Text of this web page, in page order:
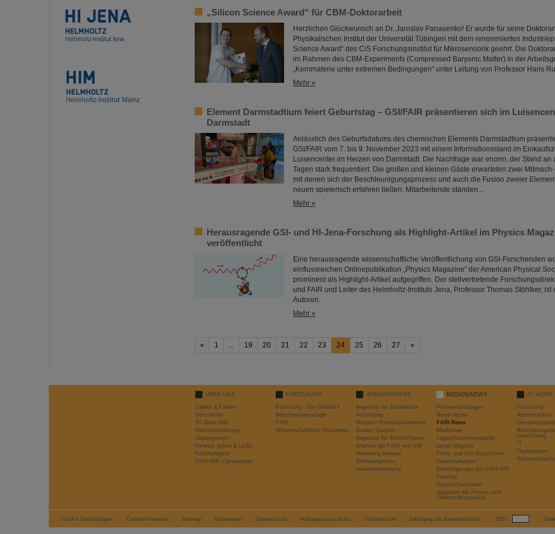
„Silicon Science Award“ für CBM-Doktorarbeit
Herzlichen Glückwunsch an Dr. Jaroslav Panasenko! Er wurde für seine
Physikalischen Institut der Universität Tübingen mit dem renommierten
Science Award“ des CiS Forschungsinstitut für Mikrosensorik geehrt. Die
im Rahmen des CBM-Experiments (Compressed Baryonic Matter) in der
„Kernmaterie unter extremen Bedingungen“ unter Leitung von Professor Hans
Mehr »
Element Darmstadtium feiert Geburtstag – GSI/FAIR präsentieren sich im
Darmstadt
Anlässlich des Geburtsdatums des chemischen Elements Darmstadtium
GSI/FAIR vom 7. bis 9. November 2023 mit einem Informationsstand im
Luisencenter im Herzen von Darmstadt. Die Nachfrage war enorm, der Stand an
Tagen stark frequentiert. Die großen und kleinen Gäste erwarteten zwei
mit denen sich der Beschleunigungsprozess und auch die Fusion zweier
neuen spielerisch erfahren ließen. Mitarbeitende standen...
Mehr »
Herausragende GSI- und HI-Jena-Forschung als Highlight-Artikel im Physics
veröffentlicht
Eine herausragende wissenschaftliche Veröffentlichung von GSI-Forschenden
einflussreichen Onlinepublikation „Physics Magazine“ der American Physical
prominent als Highlight-Artikel aufgegriffen. Der stellvertretende
und FAIR und Leiter des Helmholtz-Instituts Jena, Professor Thomas Stöhlker, ist
Autoren.
Mehr »
« 1 ... 19 20 21 22 23 24 25 26 27 »
ÜBER UNS
Zahlen & Fakten
Geschichte
50 Jahre GSI
Geschäftsführung
Organigramm
Hinweis geben & LkSG
Nachhaltigkeit
GSI/FAIR-Campusplan
FORSCHUNG
Forschung - Ein Überblick
Beschleunigeranlage
FAIR
Wissenschaftliche Netzwerke
JOBS/KARRIERE
Angebote für Studierende
Ausbildung
Master / Promotionsarbeiten
Duales Studium
Angebote für Schüler*innen
Arbeiten bei FAIR und GSI
Mentoring Hessen
Stellenangebote
Initiativbewerbung
MEDIEN/NEWS
Pressemitteilungen
News-Archiv
FAIR-News
Mediathek
Logos/Erscheinungsbild
target-Magazin
FAIR- und GSI-Broschüren
Veranstaltungen
Besichtigungen bei GSI/FAIR
Fanshop
Ansprechpersonen
Aufgaben der Presse- und
Öffentlichkeitsarbeit
AT WORK
Forschung
Administration
entwicklung
IT
Organisation
Cookie Einstellungen Cookie-Hinweise Sitemap Impressum Datenschutz Haftungsausschluss Urheberrecht Erklärung zur Barrierefreiheit 9551